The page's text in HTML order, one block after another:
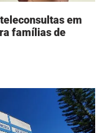
em
famílias de